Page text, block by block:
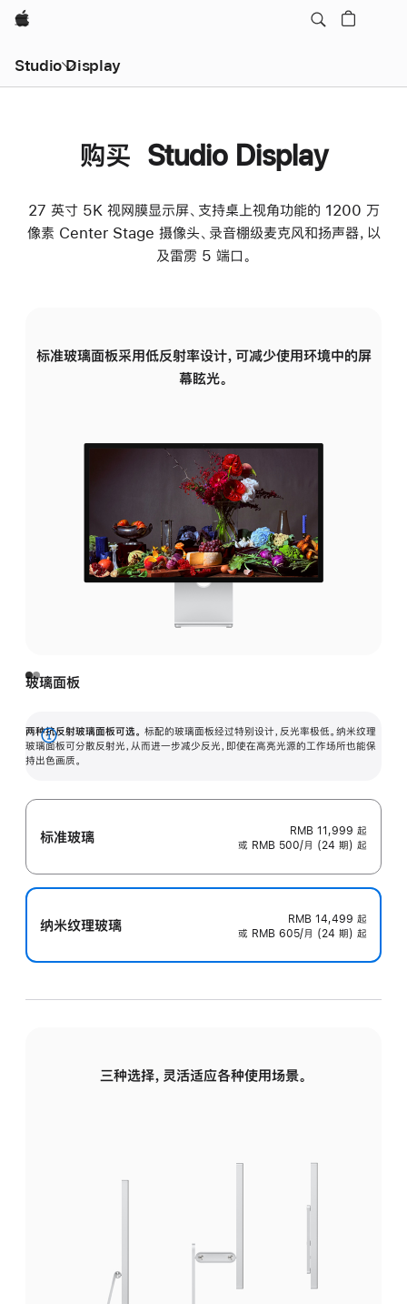
Apple
Studio Display
购买 Studio Display
27 英寸 5K 视网膜显示屏、支持桌上视角功能的 1200 万
像素 Center Stage 摄像头、录音棚级麦克风和扬声器，以
及雷雳 5 端口。
标准玻璃面板采用低反射率设计，可减少使用环境中的屏
幕眩光。
玻璃面板
两种抗反射玻璃面板可选。 标配的玻璃面板经过特别设计，反光率极低。纳米纹理
玻璃面板可分散反射光，从而进一步减少反光，即使在高亮光源的工作场所也能保
持出色画质。
展
开
标准玻璃 RMB 11,999 起
或 RMB 500/月 (24 期) 起
纳米纹理玻璃 RMB 14,499 起
或 RMB 605/月 (24 期) 起
三种选择，灵活适应各种使用场景。